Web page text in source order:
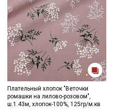
Плательный хлопок "Веточки
ромашки на лилово-розовом",
ш.1.43м, хлопок-100%, 125гр/м.кв